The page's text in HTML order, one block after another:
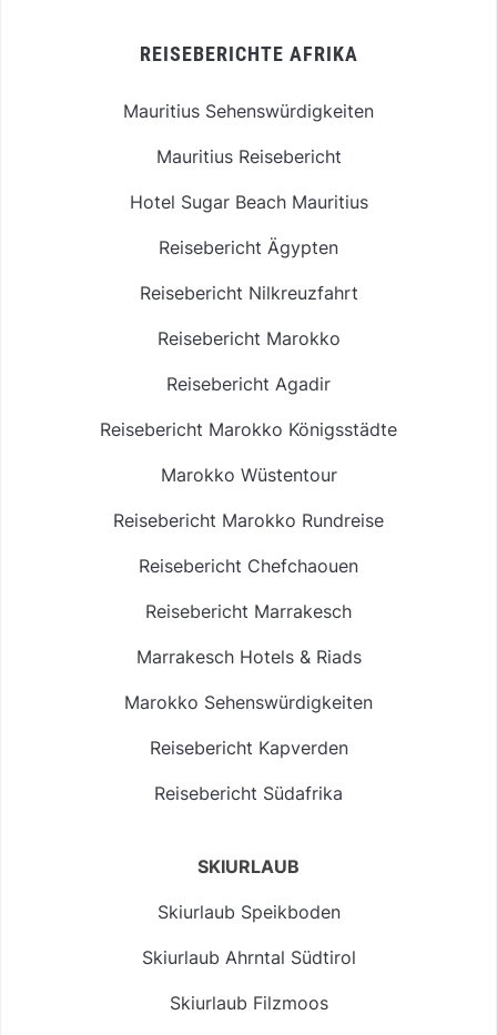
REISEBERICHTE AFRIKA
Mauritius Sehenswürdigkeiten
Mauritius Reisebericht
Hotel Sugar Beach Mauritius
Reisebericht Ägypten
Reisebericht Nilkreuzfahrt
Reisebericht Marokko
Reisebericht Agadir
Reisebericht Marokko Königsstädte
Marokko Wüstentour
Reisebericht Marokko Rundreise
Reisebericht Chefchaouen
Reisebericht Marrakesch
Marrakesch Hotels & Riads
Marokko Sehenswürdigkeiten
Reisebericht Kapverden
Reisebericht Südafrika
SKIURLAUB
Skiurlaub Speikboden
Skiurlaub Ahrntal Südtirol
Skiurlaub Filzmoos